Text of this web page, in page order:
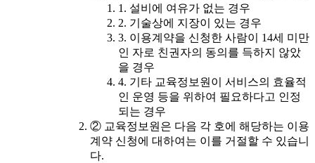
1. 설비에 여유가 없는 경우
2. 기술상에 지장이 있는 경우
3. 이용계약을 신청한 사람이 14세 미만
인 자로 친권자의 동의를 득하지 않았
을 경우
4. 기타 교육정보원이 서비스의 효율적
인 운영 등을 위하여 필요하다고 인정
되는 경우
② 교육정보원은 다음 각 호에 해당하는 이용
계약 신청에 대하여는 이를 거절할 수 있습니
다.